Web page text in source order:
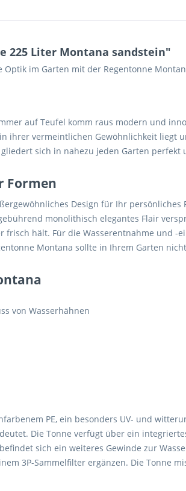
225 Liter Montana sandstein"
im Garten mit der Regentonne
auf Teufel komm raus modern und
ihrer vermeintlichen Gewöhnlichkeit liegt
sich in nahezu jeden Garten perfekt
Formen
Design für Ihr
monolithisch elegantes Flair
hält. Für die Wasserentnahme und -
Montana sollte in Ihrem Garten
von Wasserhähnen
PE, ein besonders UV- und
Die Tonne verfügt über ein
sich ein weiteres Gewinde zur
3P-Sammelfilter ergänzen. Die Tonne